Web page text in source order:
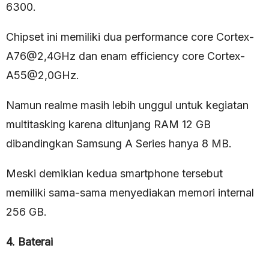
6300.
Chipset ini memiliki dua performance core Cortex-
A76@2,4GHz dan enam efficiency core Cortex-
A55@2,0GHz.
Namun realme masih lebih unggul untuk kegiatan
multitasking karena ditunjang RAM 12 GB
dibandingkan Samsung A Series hanya 8 MB.
Meski demikian kedua smartphone tersebut
memiliki sama-sama menyediakan memori internal
256 GB.
4. Baterai